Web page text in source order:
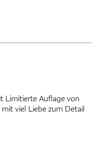
Limitierte Auflage von
viel Liebe zum Detail